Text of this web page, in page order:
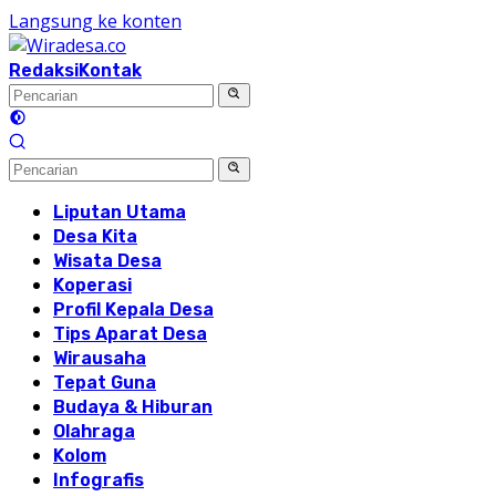
Langsung ke konten
RedaksiKontak
Liputan Utama
Desa Kita
Wisata Desa
Koperasi
Profil Kepala Desa
Tips Aparat Desa
Wirausaha
Tepat Guna
Budaya & Hiburan
Olahraga
Kolom
Infografis